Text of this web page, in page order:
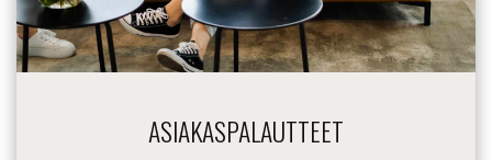
ASIAKASPALAUTTEET